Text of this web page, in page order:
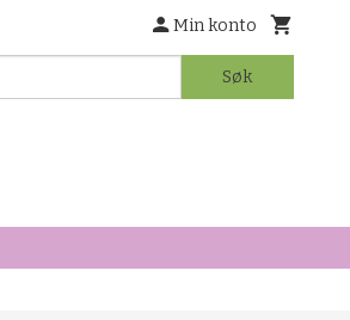
Min konto
Søk